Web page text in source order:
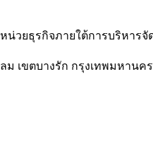
น่วยธุรกิจภายใต้การบริหารจั
เขตบางรัก กรุงเทพมหานค